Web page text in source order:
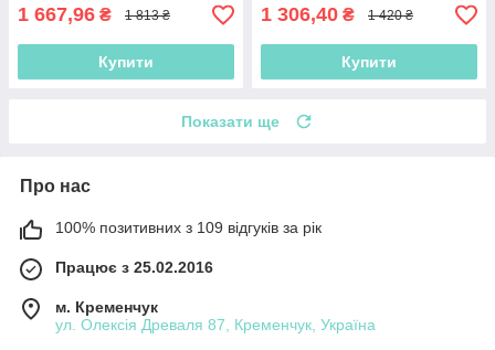
1 667,96 ₴ 1 813 ₴
Купити
1 306,40 ₴ 1 420 ₴
Купити
Показати ще
Про нас
100% позитивних з 109 відгуків за рік
Працює з 25.02.2016
м. Кременчук
ул. Олексія Древаля 87, Кременчук, Україна